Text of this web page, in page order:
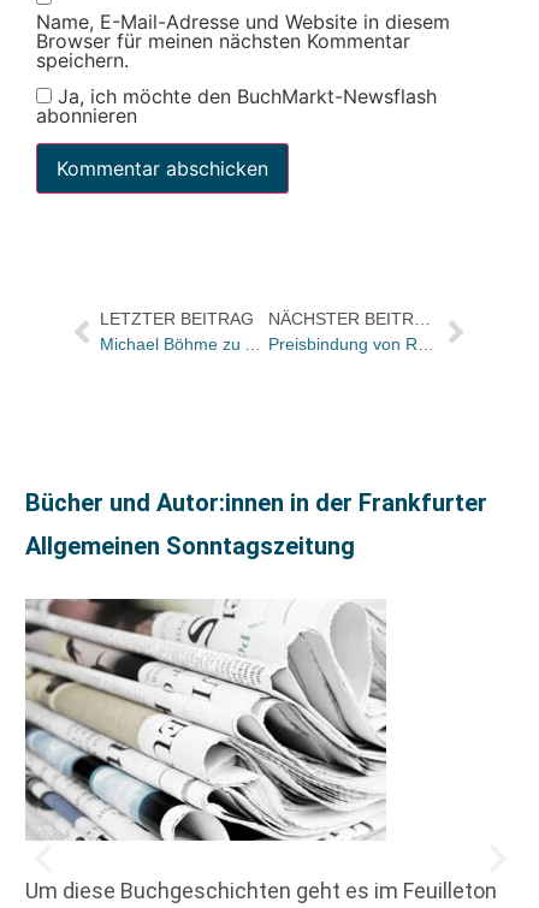
Name, E-Mail-Adresse und Website in diesem
Browser für meinen nächsten Kommentar
speichern.
Ja, ich möchte den BuchMarkt-Newsflash
abonnieren
LETZTER BEITRAG
Bücher und Autor:innen in der Frankfurter
Allgemeinen Sonntagszeitung
Um diese Buchgeschichten geht es im Feuilleton